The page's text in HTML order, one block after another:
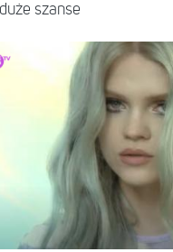
szanse